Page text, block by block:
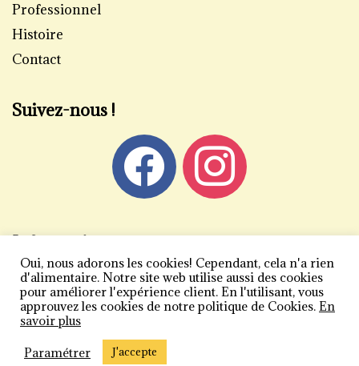
Professionnel
Histoire
Contact
Suivez-nous !
Informations
Mentions légales
Politique de confidentialité
Conditions générales de vente
Plan du site
Oui, nous adorons les cookies! Cependant, cela n'a rien
d'alimentaire. Notre site web utilise aussi des cookies
pour améliorer l'expérience client. En l'utilisant, vous
approuvez les cookies de notre politique de Cookies. En
savoir plus
Paramétrer
J'accepte